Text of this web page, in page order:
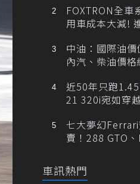
FOXTRON全車
用車成本大減!
中油：國際油
內汽、柴油價
近50年只跑
21 320i宛如穿
七大夢幻
賣！288 GTO
車訊熱門